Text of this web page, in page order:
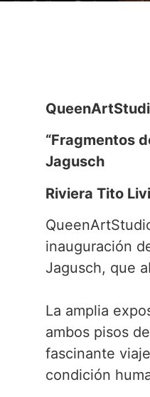
“Fragmentos
Jagusch
Riviera Tito
inauguración
Jagusch, que
La amplia
ambos pisos
fascinante
condición